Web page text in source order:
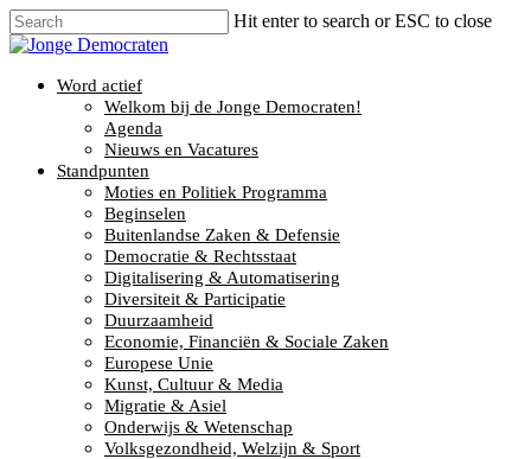
Hit enter to search or ESC to close
Word actief
Welkom bij de Jonge Democraten!
Agenda
Nieuws en Vacatures
Standpunten
Moties en Politiek Programma
Beginselen
Buitenlandse Zaken & Defensie
Democratie & Rechtsstaat
Digitalisering & Automatisering
Diversiteit & Participatie
Duurzaamheid
Economie, Financiën & Sociale Zaken
Europese Unie
Kunst, Cultuur & Media
Migratie & Asiel
Onderwijs & Wetenschap
Volksgezondheid, Welzijn & Sport